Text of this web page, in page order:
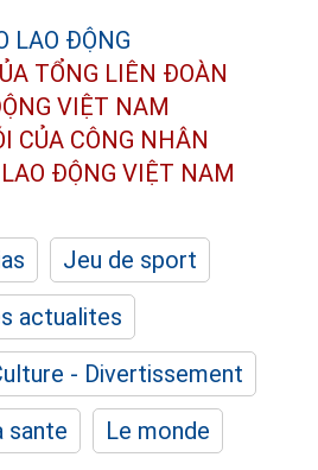
TỔNG LIÊN ĐOÀN
VIỆT NAM
CỦA CÔNG NHÂN
ĐỘNG VIỆT NAM
Jeu de sport
actualites
- Divertissement
sante
Le monde